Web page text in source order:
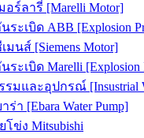
อร์ลารี่ [Marelli Motor]
ระเบิด ABB [Explosion
มนส์ [Siemens Motor]
ระเบิด Marelli [Explosion
มและอุปกรณ์ [Insustrial
ร่า [Ebara Water Pump]
ข่ง Mitsubishi